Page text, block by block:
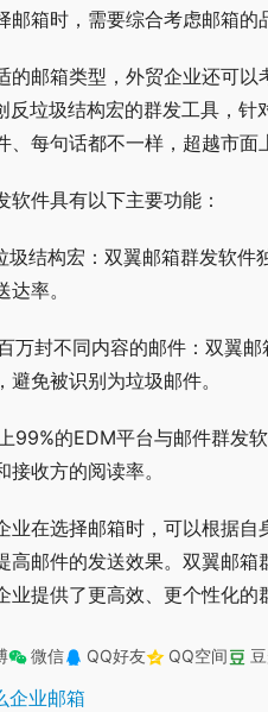
邮箱时，需要综合考虑邮箱的
的邮箱类型，外贸企业还可
反垃圾结构宏的群发工具，
、每句话都不一样，超越市面
软件具有以下主要功能：
圾结构宏：双翼邮箱群发软件
率。
万封不同内容的邮件：双翼
避免被识别为垃圾邮件。
99%的EDM平台与邮件群发
接收方的阅读率。
业在选择邮箱时，可以根据
高邮件的发送效果。双翼邮
业提供了更高效、更个性化的
微信 QQ好友 QQ空间
企业邮箱